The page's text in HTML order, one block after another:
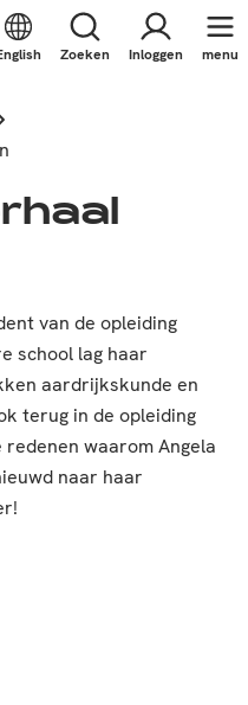
Zoeken Inloggen menu
van de opleiding
school lag haar
aardrijkskunde en
terug in de opleiding
waarom Angela
naar haar